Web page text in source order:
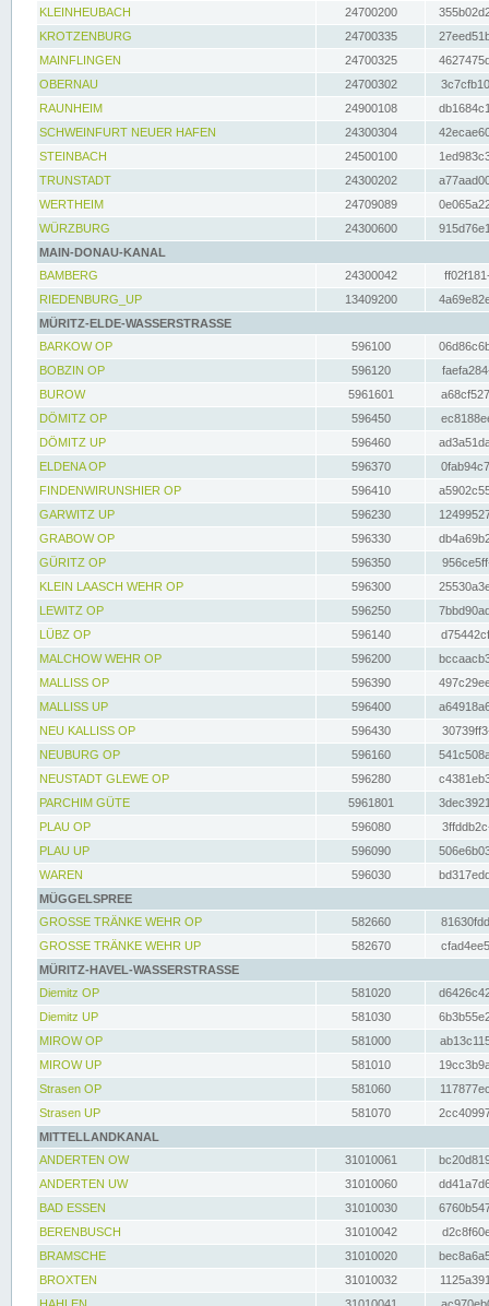
KLEINHEUBACH 24700200
KROTZENBURG
24700335
MAINFLINGEN
24700325
OBERNAU
24700302
RAUNHEIM
24900108
SCHWEINFURT NEUER HAFEN
24300304
STEINBACH
24500100
TRUNSTADT
24300202
WERTHEIM
24709089
WÜRZBURG
24300600
MAIN-DONAU-KANAL
BAMBERG
24300042
RIEDENBURG_UP
13409200
MÜRITZ-ELDE-WASSERSTRASSE
BARKOW OP
596100
BOBZIN OP
596120
BUROW
5961601
DÖMITZ OP
596450
DÖMITZ UP
596460
ELDENA OP
596370
FINDENWIRUNSHIER OP
596410
GARWITZ UP
596230
GRABOW OP
596330
GÜRITZ OP
596350
KLEIN LAASCH WEHR OP
596300
LEWITZ OP
596250
LÜBZ OP
596140
MALCHOW WEHR OP
596200
MALLISS OP
596390
MALLISS UP
596400
NEU KALLISS OP
596430
NEUBURG OP
596160
NEUSTADT GLEWE OP
596280
PARCHIM GÜTE
5961801
PLAU OP
596080
PLAU UP
596090
WAREN
596030
MÜGGELSPREE
GROSSE TRÄNKE WEHR OP
582660
GROSSE TRÄNKE WEHR UP
582670
MÜRITZ-HAVEL-WASSERSTRASSE
Diemitz OP
581020
Diemitz UP
581030
MIROW OP
581000
MIROW UP
581010
Strasen OP
581060
Strasen UP
581070
MITTELLANDKANAL
ANDERTEN OW
31010061
ANDERTEN UW
31010060
BAD ESSEN
31010030
BERENBUSCH
31010042
BRAMSCHE
31010020
BROXTEN
31010032